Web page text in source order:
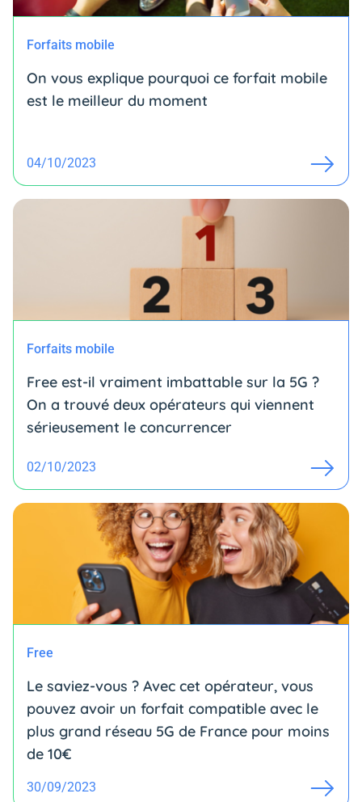
Forfaits mobile
On vous explique pourquoi ce forfait mobile
est le meilleur du moment
04/10/2023
Forfaits mobile
Free est-il vraiment imbattable sur la 5G ?
On a trouvé deux opérateurs qui viennent
sérieusement le concurrencer
02/10/2023
Free
Le saviez-vous ? Avec cet opérateur, vous
pouvez avoir un forfait compatible avec le
plus grand réseau 5G de France pour moins
de 10€
30/09/2023